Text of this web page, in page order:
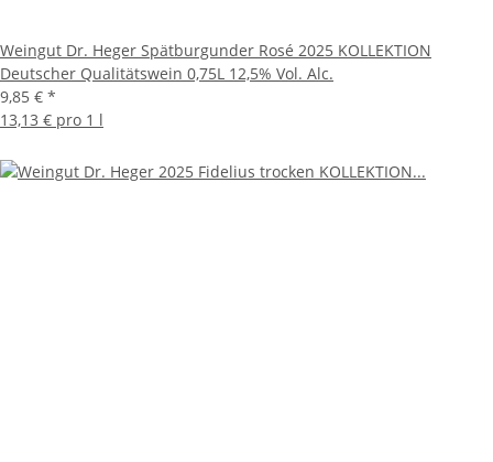
Weingut Dr. Heger Spätburgunder Rosé 2025 KOLLEKTION
Deutscher Qualitätswein 0,75L 12,5% Vol. Alc.
9,85 € *
13,13 € pro 1 l